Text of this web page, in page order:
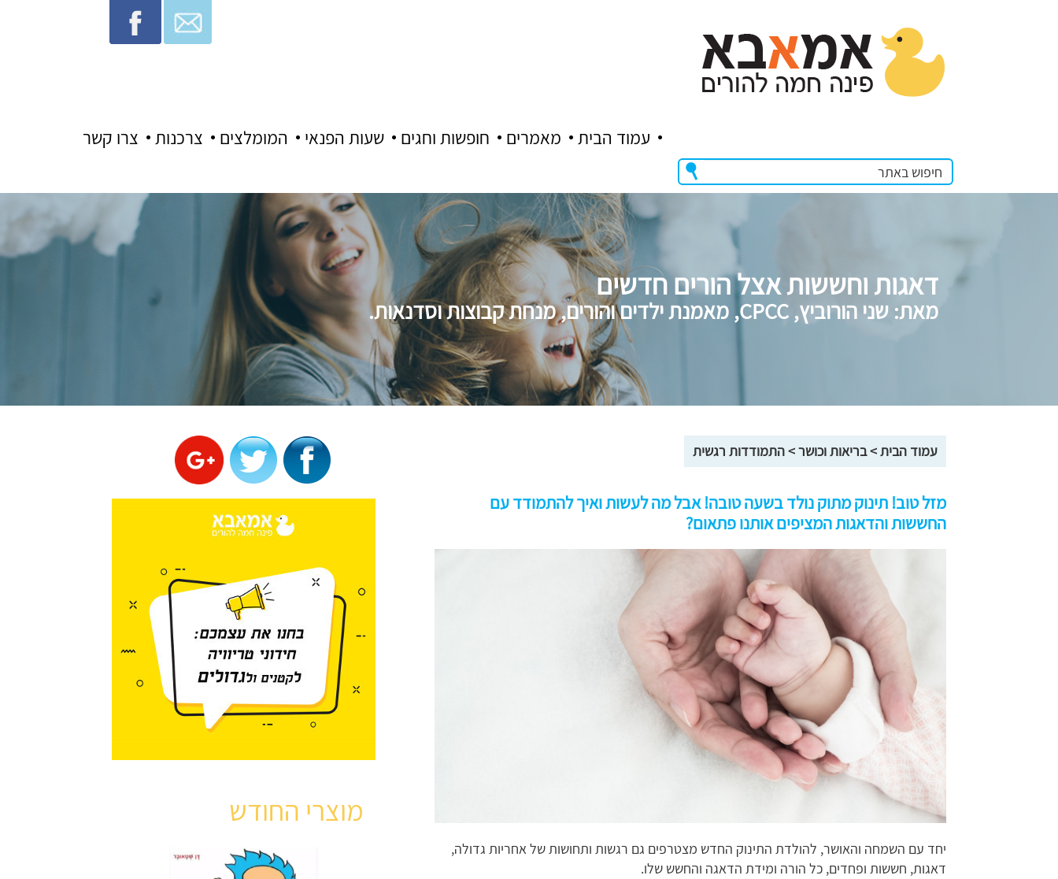
צרו קשר צרכנות המומלצים שעות הפנאי חופשות וחגים מאמרים עמוד הבית
דאגות וחששות אצל הורים חדשים
מאת: שני הורוביץ, CPCC, מאמנת ילדים והורים, מנחת קבוצות וסדנאות.
עמוד הבית>בריאות וכושר>התמודדות רגשית
מזל טוב! תינוק מתוק נולד בשעה טובה! אבל מה לעשות ואיך להתמודד עם
החששות והדאגות המציפים אותנו פתאום?
יחד עם השמחה והאושר, להולדת התינוק החדש מצטרפים גם רגשות ותחושות של אחריות גדולה,
דאגות, חששות ופחדים, כל הורה ומידת הדאגה והחשש שלו.
מוצרי החודש